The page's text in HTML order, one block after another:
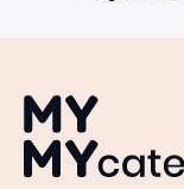
MYMY catering